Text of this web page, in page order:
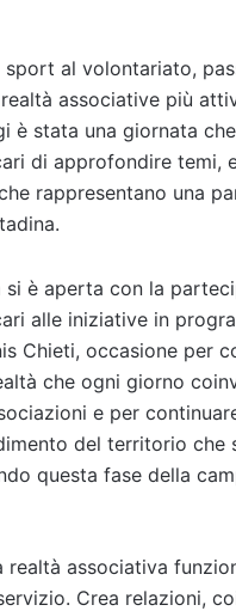
sport al volontariato,
associative più
è stata una giornata
di approfondire temi,
rappresentano una
si è aperta con la
alle iniziative in
Chieti, occasione per
che ogni giorno
e per
del territorio che
questa fase della
realtà associativa
Crea relazioni,